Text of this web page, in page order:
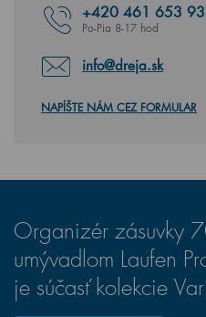
+420 461 653
Po-Pia 8-17 hod
info@dreja.sk
NAPÍŠTE NÁM CEZ FORMULAR
Organizér zásuvky
umývadlom Laufen
je súčasť kolekcie